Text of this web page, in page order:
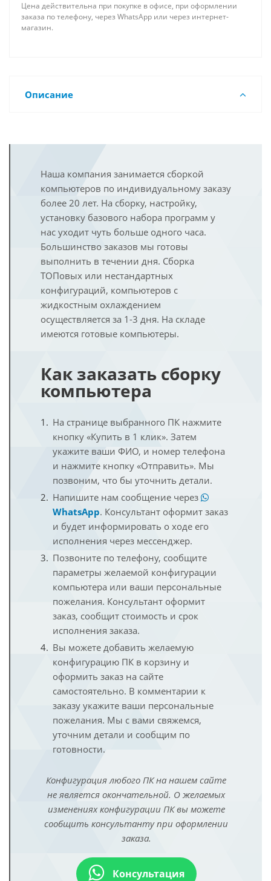
Цена действительна при покупке в офисе, при оформлении
заказа по телефону, через WhatsApp или через интернет-
магазин.
Описание
Наша компания занимается сборкой
компьютеров по индивидуальному заказу
более 20 лет. На сборку, настройку,
установку базового набора программ у
нас уходит чуть больше одного часа.
Большинство заказов мы готовы
выполнить в течении дня. Сборка
ТОПовых или нестандартных
конфигураций, компьютеров с
жидкостным охлаждением
осуществляется за 1-3 дня. На складе
имеются готовые компьютеры.
Как заказать сборку
компьютера
На странице выбранного ПК нажмите
кнопку «Купить в 1 клик». Затем
укажите ваши ФИО, и номер телефона
и нажмите кнопку «Отправить». Мы
позвоним, что бы уточнить детали.
Напишите нам сообщение через
WhatsApp. Консультант оформит заказ
и будет информировать о ходе его
исполнения через мессенджер.
Позвоните по телефону, сообщите
параметры желаемой конфигурации
компьютера или ваши персональные
пожелания. Консультант оформит
заказ, сообщит стоимость и срок
исполнения заказа.
Вы можете добавить желаемую
конфигурацию ПК в корзину и
оформить заказ на сайте
самостоятельно. В комментарии к
заказу укажите ваши персональные
пожелания. Мы с вами свяжемся,
уточним детали и сообщим по
готовности.
Конфигурация любого ПК на нашем сайте
не является окончательной. О желаемых
изменениях конфигурации ПК вы можете
сообщить консультанту при оформлении
заказа.
Консультация